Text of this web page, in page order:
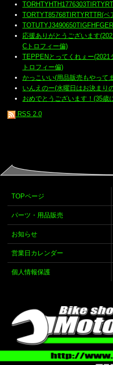
TORTYT85768TIRTYRTTR(ベ
応援ありがとうございます
Cトロフィー偏)
TEPPENとってくれぇー
トロフィー偏)
かっこいい(用品販売もやって
いんえのー(水曜日はお決まり
おめでとうございます！(35歳
RSS 2.0
TOPページ
パーツ・用品販売
お知らせ
営業日カレンダー
個人情報保護